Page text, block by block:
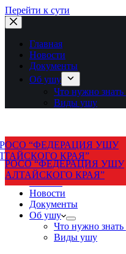
Перейти к сути
Главная
Новости
Документы
Об ушу
Что нужно
Виды ушу
РОСО “ФЕДЕРАЦИЯ УШУ
АЛТАЙСКОГО КРАЯ”
Главная
Новости
Документы
Об ушу
Что нужно
Виды ушу